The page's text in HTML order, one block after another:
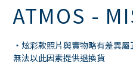
ATMOS -
・炫彩款照片與實物略有差異
無法以此因素提供退換貨